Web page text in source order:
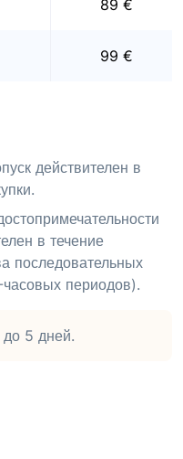
89 €
99 €
действителен в
в течение
последовательных
периодов).
до 5 дней.